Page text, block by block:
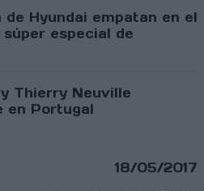
Hyundai empatan en el
especial de
18/05/2017